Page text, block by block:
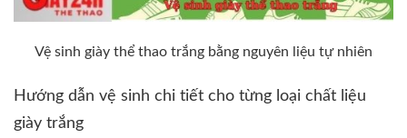
Vệ sinh giày thể thao trắng bằng nguyên liệu tự nhiên
Hướng dẫn vệ sinh chi tiết cho từng loại chất liệu
giày trắng